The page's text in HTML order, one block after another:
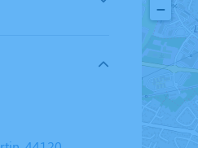
−